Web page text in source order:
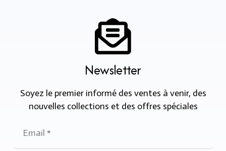
Newsletter
Soyez le premier informé des ventes à venir, des
nouvelles collections et des offres spéciales